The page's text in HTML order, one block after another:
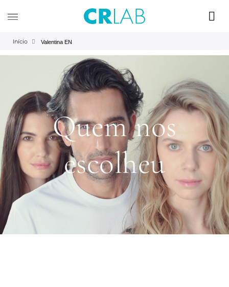
Início Valentina EN
Quem nos
escolheu